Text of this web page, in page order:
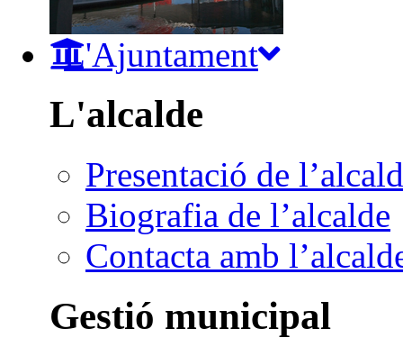
L'Ajuntament
L'alcalde
Presentació de
Biografia de l’alcalde
Contacta amb
Gestió municipal